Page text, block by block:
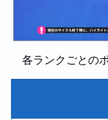
各ランクごとの